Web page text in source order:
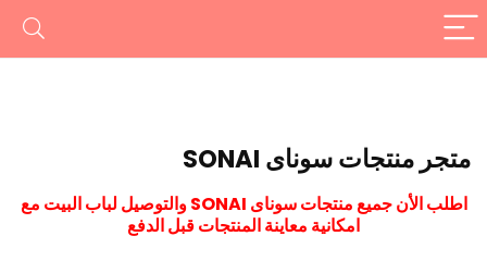
متجر منتجات سوناى SONAI
اطلب الأن جميع منتجات سوناى SONAI والتوصيل لباب البيت مع
امكانية معاينة المنتجات قبل الدفع